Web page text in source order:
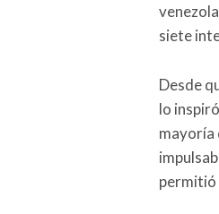
siete
Desde
lo
mayoría
permitió